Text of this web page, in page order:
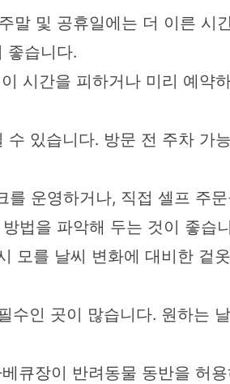
말 및 공휴일에는 더 이른 시
좋습니다.
시간을 피하거나 미리 예약
있습니다. 방문 전 주차 가
운영하거나, 직접 셀프 주
법을 파악해 두는 것이 좋습
모를 날씨 변화에 대비한 겉
인 곳이 많습니다. 원하는
큐장이 반려동물 동반을 허